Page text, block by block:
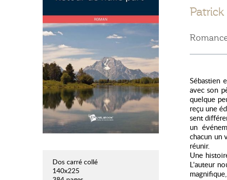
Dos carré collé
140x225
Sébastien
avec son
quelque
reçu une
sent
un
chacun un
réunir.
Une
L'auteur